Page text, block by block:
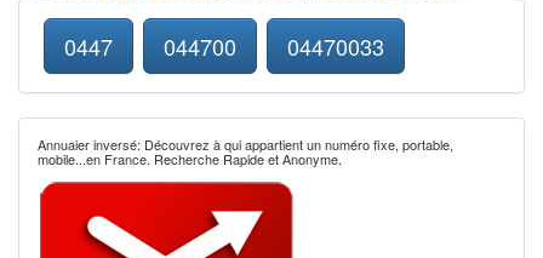
0447 044700 04470033
Annuaier inversé: Découvrez à qui appartient un numéro fixe, portable,
mobile...en France. Recherche Rapide et Anonyme.